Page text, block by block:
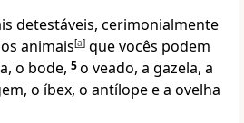
detestáveis, cerimonialmente
animais[a] que vocês podem
o bode, 5o veado, a gazela, a
o íbex, o antílope e a ovelha